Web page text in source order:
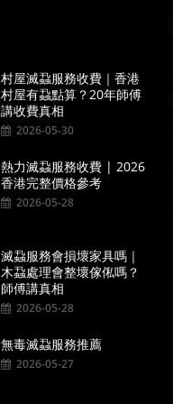
村屋滅蝨服務收費｜香港
村屋有蝨點算？20年師傅
講收費真相
2026-05-30
熱力滅蝨服務收費 | 2026
香港完整價格參考
2026-05-28
滅蝨服務會損壞家具嗎｜
木蝨處理會整壞傢俬嗎？
師傅講真相
2026-05-28
無毒滅蝨服務推薦
2026-05-27